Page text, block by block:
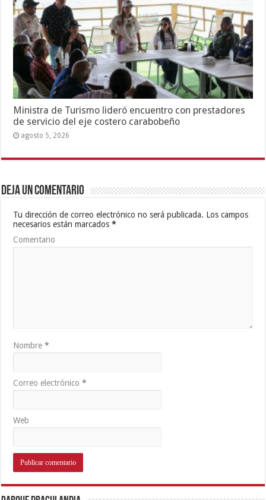
Ministra de Turismo lideró encuentro con prestadores
de servicio del eje costero carabobeño
agosto 5, 2026
Deja un comentario
Tu dirección de correo electrónico no será publicada. Los campos
necesarios están marcados*
Comentario
Nombre*
Correo electrónico*
Web